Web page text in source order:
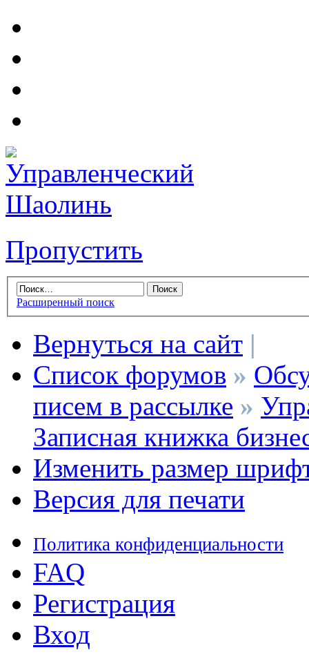
Пропустить
Расширенный поиск
Вернуться на сайт |
Список форумов »
писем в рассылке »
Записная книжка
Изменить размер
Версия для печати
Политика конфиденциальности
FAQ
Регистрация
Вход